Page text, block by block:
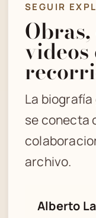
SEGUIR
videos
La
se conecta
archivo.
Alberto